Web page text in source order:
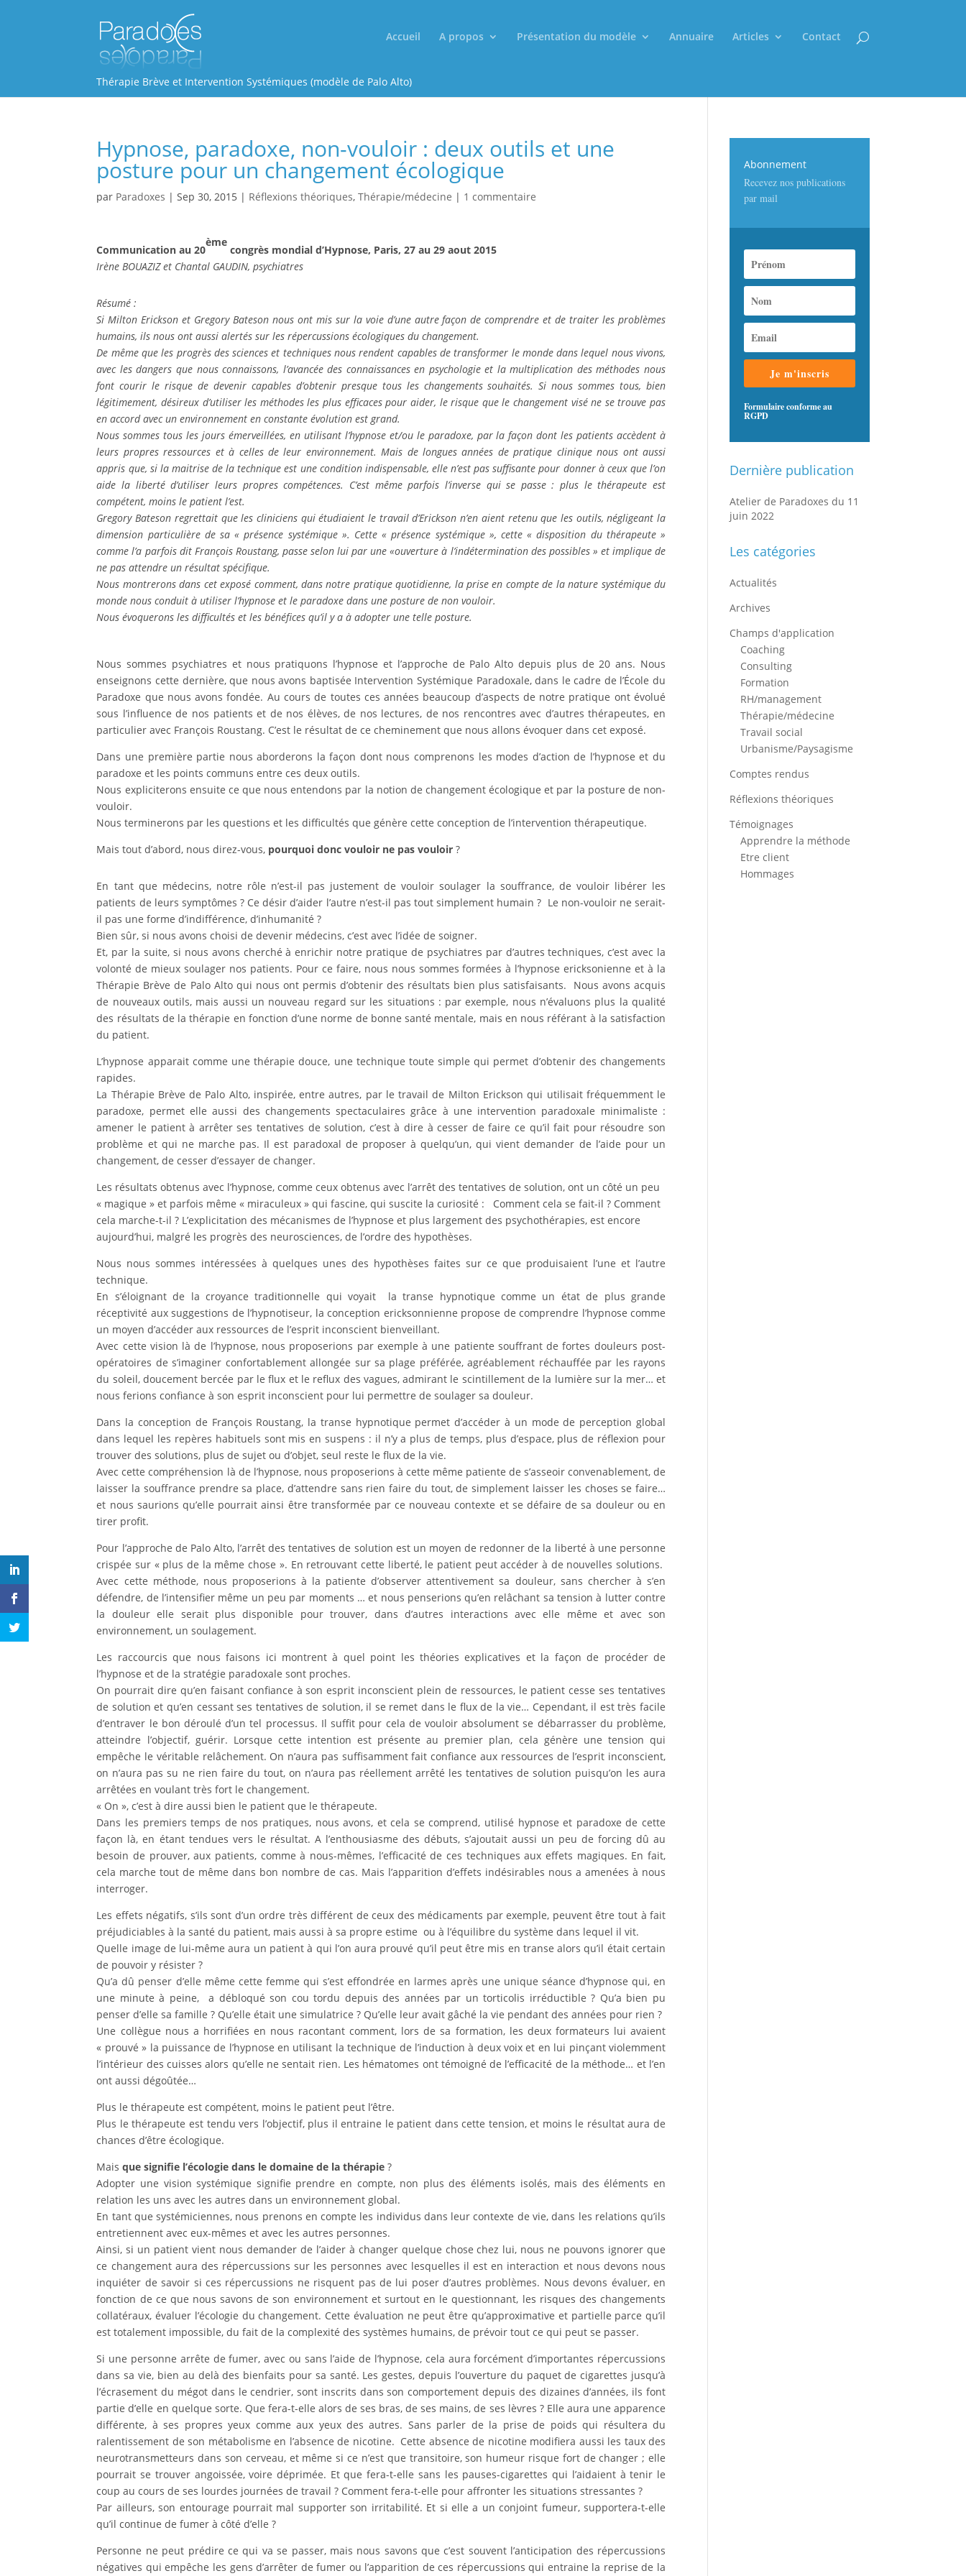
Accueil A propos Présentation du modèle Annuaire Articles Contact
Thérapie Brève et Intervention Systémiques (modèle de Palo Alto)
Hypnose, paradoxe, non-vouloir : deux outils et une
posture pour un changement écologique
par Paradoxes |Sep 30, 2015 | Réflexions théoriques,Thérapie/médecine | 1 commentaire
Communication au 20
ème
congrès mondial d’Hypnose, Paris, 27 au 29 aout 2015
Irène BOUAZIZ et Chantal GAUDIN, psychiatres
Résumé :
Si Milton Erickson et Gregory Bateson nous ont mis sur la voie d’une autre façon de comprendre et de traiter les problèmes
humains, ils nous ont aussi alertés sur les répercussions écologiques du changement.
De même que les progrès des sciences et techniques nous rendent capables de transformer le monde dans lequel nous vivons,
avec les dangers que nous connaissons, l’avancée des connaissances en psychologie et la multiplication des méthodes nous
font courir le risque de devenir capables d’obtenir presque tous les changements souhaités. Si nous sommes tous, bien
légitimement, désireux d’utiliser les méthodes les plus efficaces pour aider, le risque que le changement visé ne se trouve pas
en accord avec un environnement en constante évolution est grand.
Nous sommes tous les jours émerveillées, en utilisant l’hypnose et/ou le paradoxe, par la façon dont les patients accèdent à
leurs propres ressources et à celles de leur environnement. Mais de longues années de pratique clinique nous ont aussi
appris que, si la maitrise de la technique est une condition indispensable, elle n’est pas suffisante pour donner à ceux que l’on
aide la liberté d’utiliser leurs propres compétences. C’est même parfois l’inverse qui se passe : plus le thérapeute est
compétent, moins le patient l’est.
Gregory Bateson regrettait que les cliniciens qui étudiaient le travail d’Erickson n’en aient retenu que les outils, négligeant la
dimension particulière de sa « présence systémique ». Cette « présence systémique », cette « disposition du thérapeute »
comme l’a parfois dit François Roustang, passe selon lui par une «ouverture à l’indétermination des possibles » et implique de
ne pas attendre un résultat spécifique.
Nous montrerons dans cet exposé comment, dans notre pratique quotidienne, la prise en compte de la nature systémique du
monde nous conduit à utiliser l’hypnose et le paradoxe dans une posture de non vouloir.
Nous évoquerons les difficultés et les bénéfices qu’il y a à adopter une telle posture.
Nous sommes psychiatres et nous pratiquons l’hypnose et l’approche de Palo Alto depuis plus de 20 ans. Nous
enseignons cette dernière, que nous avons baptisée Intervention Systémique Paradoxale, dans le cadre de l’École du
Paradoxe que nous avons fondée. Au cours de toutes ces années beaucoup d’aspects de notre pratique ont évolué
sous l’influence de nos patients et de nos élèves, de nos lectures, de nos rencontres avec d’autres thérapeutes, en
particulier avec François Roustang. C’est le résultat de ce cheminement que nous allons évoquer dans cet exposé.
Dans une première partie nous aborderons la façon dont nous comprenons les modes d’action de l’hypnose et du
paradoxe et les points communs entre ces deux outils.
Nous expliciterons ensuite ce que nous entendons par la notion de changement écologique et par la posture de non-
vouloir.
Nous terminerons par les questions et les difficultés que génère cette conception de l’intervention thérapeutique.
Mais tout d’abord, nous direz-vous, pourquoi donc vouloir ne pas vouloir?
En tant que médecins, notre rôle n’est-il pas justement de vouloir soulager la souffrance, de vouloir libérer les
patients de leurs symptômes ? Ce désir d’aider l’autre n’est-il pas tout simplement humain ? Le non-vouloir ne serait-
il pas une forme d’indifférence, d’inhumanité ?
Bien sûr, si nous avons choisi de devenir médecins, c’est avec l’idée de soigner.
Et, par la suite, si nous avons cherché à enrichir notre pratique de psychiatres par d’autres techniques, c’est avec la
volonté de mieux soulager nos patients. Pour ce faire, nous nous sommes formées à l’hypnose ericksonienne et à la
Thérapie Brève de Palo Alto qui nous ont permis d’obtenir des résultats bien plus satisfaisants. Nous avons acquis
de nouveaux outils, mais aussi un nouveau regard sur les situations : par exemple, nous n’évaluons plus la qualité
des résultats de la thérapie en fonction d’une norme de bonne santé mentale, mais en nous référant à la satisfaction
du patient.
L’hypnose apparait comme une thérapie douce, une technique toute simple qui permet d’obtenir des changements
rapides.
La Thérapie Brève de Palo Alto, inspirée, entre autres, par le travail de Milton Erickson qui utilisait fréquemment le
paradoxe, permet elle aussi des changements spectaculaires grâce à une intervention paradoxale minimaliste :
amener le patient à arrêter ses tentatives de solution, c’est à dire à cesser de faire ce qu’il fait pour résoudre son
problème et qui ne marche pas. Il est paradoxal de proposer à quelqu’un, qui vient demander de l’aide pour un
changement, de cesser d’essayer de changer.
Les résultats obtenus avec l’hypnose, comme ceux obtenus avec l’arrêt des tentatives de solution, ont un côté un peu
« magique » et parfois même « miraculeux » qui fascine, qui suscite la curiosité : Comment cela se fait-il ? Comment
cela marche-t-il ? L’explicitation des mécanismes de l’hypnose et plus largement des psychothérapies, est encore
aujourd’hui, malgré les progrès des neurosciences, de l’ordre des hypothèses.
Nous nous sommes intéressées à quelques unes des hypothèses faites sur ce que produisaient l’une et l’autre
technique.
En s’éloignant de la croyance traditionnelle qui voyait la transe hypnotique comme un état de plus grande
réceptivité aux suggestions de l’hypnotiseur, la conception ericksonnienne propose de comprendre l’hypnose comme
un moyen d’accéder aux ressources de l’esprit inconscient bienveillant.
Avec cette vision là de l’hypnose, nous proposerions par exemple à une patiente souffrant de fortes douleurs post-
opératoires de s’imaginer confortablement allongée sur sa plage préférée, agréablement réchauffée par les rayons
du soleil, doucement bercée par le flux et le reflux des vagues, admirant le scintillement de la lumière sur la mer… et
nous ferions confiance à son esprit inconscient pour lui permettre de soulager sa douleur.
Dans la conception de François Roustang, la transe hypnotique permet d’accéder à un mode de perception global
dans lequel les repères habituels sont mis en suspens : il n’y a plus de temps, plus d’espace, plus de réflexion pour
trouver des solutions, plus de sujet ou d’objet, seul reste le flux de la vie.
Avec cette compréhension là de l’hypnose, nous proposerions à cette même patiente de s’asseoir convenablement, de
laisser la souffrance prendre sa place, d’attendre sans rien faire du tout, de simplement laisser les choses se faire…
et nous saurions qu’elle pourrait ainsi être transformée par ce nouveau contexte et se défaire de sa douleur ou en
tirer profit.
Pour l’approche de Palo Alto, l’arrêt des tentatives de solution est un moyen de redonner de la liberté à une personne
crispée sur « plus de la même chose ». En retrouvant cette liberté, le patient peut accéder à de nouvelles solutions.
Avec cette méthode, nous proposerions à la patiente d’observer attentivement sa douleur, sans chercher à s’en
défendre, de l’intensifier même un peu par moments … et nous penserions qu’en relâchant sa tension à lutter contre
la douleur elle serait plus disponible pour trouver, dans d’autres interactions avec elle même et avec son
environnement, un soulagement.
Les raccourcis que nous faisons ici montrent à quel point les théories explicatives et la façon de procéder de
l’hypnose et de la stratégie paradoxale sont proches.
On pourrait dire qu’en faisant confiance à son esprit inconscient plein de ressources, le patient cesse ses tentatives
de solution et qu’en cessant ses tentatives de solution, il se remet dans le flux de la vie… Cependant, il est très facile
d’entraver le bon déroulé d’un tel processus. Il suffit pour cela de vouloir absolument se débarrasser du problème,
atteindre l’objectif, guérir. Lorsque cette intention est présente au premier plan, cela génère une tension qui
empêche le véritable relâchement. On n’aura pas suffisamment fait confiance aux ressources de l’esprit inconscient,
on n’aura pas su ne rien faire du tout, on n’aura pas réellement arrêté les tentatives de solution puisqu’on les aura
arrêtées en voulant très fort le changement.
« On », c’est à dire aussi bien le patient que le thérapeute.
Dans les premiers temps de nos pratiques, nous avons, et cela se comprend, utilisé hypnose et paradoxe de cette
façon là, en étant tendues vers le résultat. A l’enthousiasme des débuts, s’ajoutait aussi un peu de forcing dû au
besoin de prouver, aux patients, comme à nous-mêmes, l’efficacité de ces techniques aux effets magiques. En fait,
cela marche tout de même dans bon nombre de cas. Mais l’apparition d’effets indésirables nous a amenées à nous
interroger.
Les effets négatifs, s’ils sont d’un ordre très différent de ceux des médicaments par exemple, peuvent être tout à fait
préjudiciables à la santé du patient, mais aussi à sa propre estime ou à l’équilibre du système dans lequel il vit.
Quelle image de lui-même aura un patient à qui l’on aura prouvé qu’il peut être mis en transe alors qu’il était certain
de pouvoir y résister ?
Qu’a dû penser d’elle même cette femme qui s’est effondrée en larmes après une unique séance d’hypnose qui, en
une minute à peine, a débloqué son cou tordu depuis des années par un torticolis irréductible ? Qu’a bien pu
penser d’elle sa famille ? Qu’elle était une simulatrice ? Qu’elle leur avait gâché la vie pendant des années pour rien ?
Une collègue nous a horrifiées en nous racontant comment, lors de sa formation, les deux formateurs lui avaient
« prouvé » la puissance de l’hypnose en utilisant la technique de l’induction à deux voix et en lui pinçant violemment
l’intérieur des cuisses alors qu’elle ne sentait rien. Les hématomes ont témoigné de l’efficacité de la méthode… et l’en
ont aussi dégoûtée…
Plus le thérapeute est compétent, moins le patient peut l’être.
Plus le thérapeute est tendu vers l’objectif, plus il entraine le patient dans cette tension, et moins le résultat aura de
chances d’être écologique.
Maisque signifie l’écologie dans le domaine de la thérapie?
Adopter une vision systémique signifie prendre en compte, non plus des éléments isolés, mais des éléments en
relation les uns avec les autres dans un environnement global.
En tant que systémiciennes, nous prenons en compte les individus dans leur contexte de vie, dans les relations qu’ils
entretiennent avec eux-mêmes et avec les autres personnes.
Ainsi, si un patient vient nous demander de l’aider à changer quelque chose chez lui, nous ne pouvons ignorer que
ce changement aura des répercussions sur les personnes avec lesquelles il est en interaction et nous devons nous
inquiéter de savoir si ces répercussions ne risquent pas de lui poser d’autres problèmes. Nous devons évaluer, en
fonction de ce que nous savons de son environnement et surtout en le questionnant, les risques des changements
collatéraux, évaluer l’écologie du changement. Cette évaluation ne peut être qu’approximative et partielle parce qu’il
est totalement impossible, du fait de la complexité des systèmes humains, de prévoir tout ce qui peut se passer.
Si une personne arrête de fumer, avec ou sans l’aide de l’hypnose, cela aura forcément d’importantes répercussions
dans sa vie, bien au delà des bienfaits pour sa santé. Les gestes, depuis l’ouverture du paquet de cigarettes jusqu’à
l’écrasement du mégot dans le cendrier, sont inscrits dans son comportement depuis des dizaines d’années, ils font
partie d’elle en quelque sorte. Que fera-t-elle alors de ses bras, de ses mains, de ses lèvres ? Elle aura une apparence
différente, à ses propres yeux comme aux yeux des autres. Sans parler de la prise de poids qui résultera du
ralentissement de son métabolisme en l’absence de nicotine. Cette absence de nicotine modifiera aussi les taux des
neurotransmetteurs dans son cerveau, et même si ce n’est que transitoire, son humeur risque fort de changer ; elle
pourrait se trouver angoissée, voire déprimée. Et que fera-t-elle sans les pauses-cigarettes qui l’aidaient à tenir le
coup au cours de ses lourdes journées de travail ? Comment fera-t-elle pour affronter les situations stressantes ?
Par ailleurs, son entourage pourrait mal supporter son irritabilité. Et si elle a un conjoint fumeur, supportera-t-elle
qu’il continue de fumer à côté d’elle ?
Personne ne peut prédire ce qui va se passer, mais nous savons que c’est souvent l’anticipation des répercussions
négatives qui empêche les gens d’arrêter de fumer ou l’apparition de ces répercussions qui entraine la reprise de la
Abonnement
Recevez nos publications
par mail
Je m'inscris
Formulaire conforme au
RGPD
Dernière publication
Atelier de Paradoxes du 11
juin 2022
Les catégories
Actualités
Archives
Champs d'application
Coaching
Consulting
Formation
RH/management
Thérapie/médecine
Travail social
Urbanisme/Paysagisme
Comptes rendus
Réflexions théoriques
Témoignages
Apprendre la méthode
Etre client
Hommages